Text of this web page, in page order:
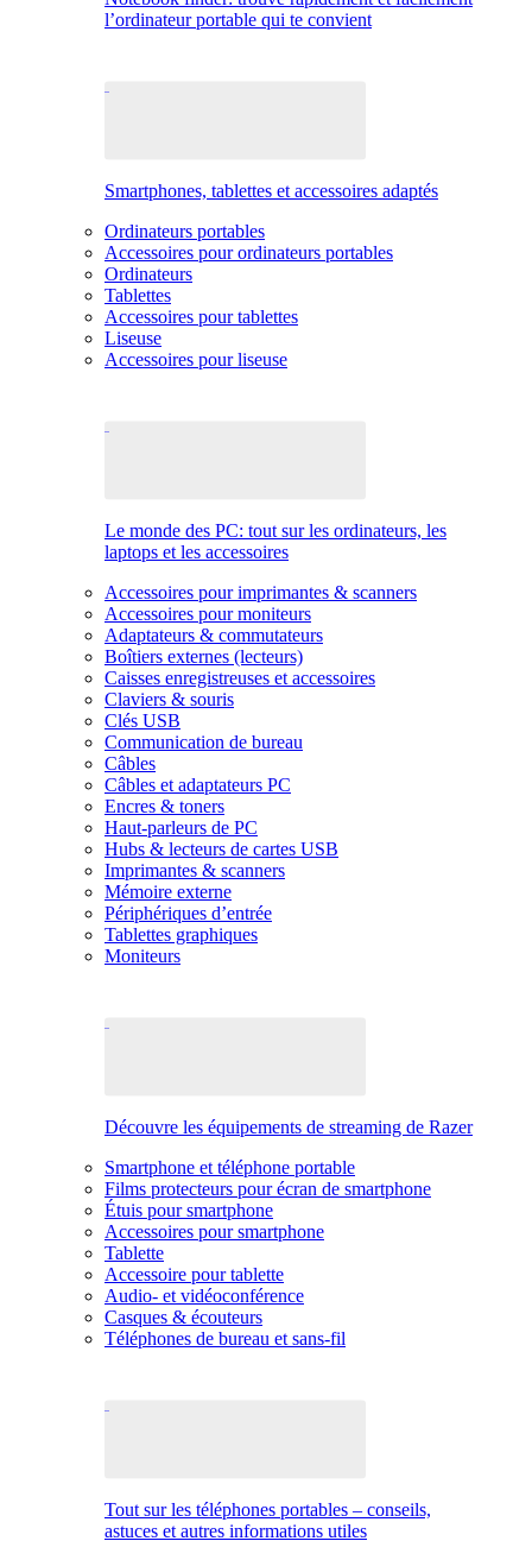
l’ordinateur portable qui te convient
Smartphones, tablettes et accessoires adaptés
Ordinateurs portables
Accessoires pour ordinateurs portables
Ordinateurs
Tablettes
Accessoires pour tablettes
Liseuse
Accessoires pour liseuse
Le monde des PC: tout sur les ordinateurs, les
laptops et les accessoires
Accessoires pour imprimantes & scanners
Accessoires pour moniteurs
Adaptateurs & commutateurs
Boîtiers externes (lecteurs)
Caisses enregistreuses et accessoires
Claviers & souris
Clés USB
Communication de bureau
Câbles
Câbles et adaptateurs PC
Encres & toners
Haut-parleurs de PC
Hubs & lecteurs de cartes USB
Imprimantes & scanners
Mémoire externe
Périphériques d’entrée
Tablettes graphiques
Moniteurs
Découvre les équipements de streaming de Razer
Smartphone et téléphone portable
Films protecteurs pour écran de smartphone
Étuis pour smartphone
Accessoires pour smartphone
Tablette
Accessoire pour tablette
Audio- et vidéoconférence
Casques & écouteurs
Téléphones de bureau et sans-fil
Tout sur les téléphones portables – conseils,
astuces et autres informations utiles